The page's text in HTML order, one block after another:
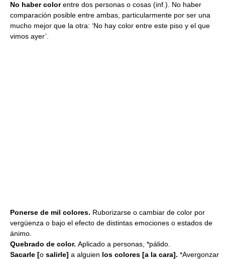
No haber colorentre dos personas o cosas (inf.). No haber
comparación posible entre ambas, particularmente por ser una
mucho mejor que la otra: ‘No hay color entre este piso y el que
vimos ayer’.
Ponerse de mil colores. Ruborizarse o cambiar de color por
vergüenza o bajo el efecto de distintas emociones o estados de
ánimo.
Quebrado de color. Aplicado a personas, *pálido.
Sacarle [o salirle] a alguien los colores [a la cara]. *Avergonzar